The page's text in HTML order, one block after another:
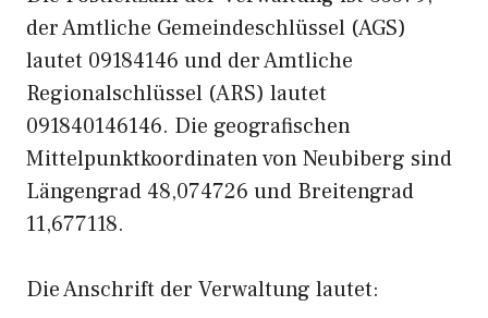
der Amtliche Gemeindeschlüssel (AGS)
lautet 09184146 und der Amtliche
Regionalschlüssel (ARS) lautet
091840146146. Die geografischen
Mittelpunktkoordinaten von Neubiberg sind
Längengrad 48,074726 und Breitengrad
11,677118.
Die Anschrift der Verwaltung lautet: